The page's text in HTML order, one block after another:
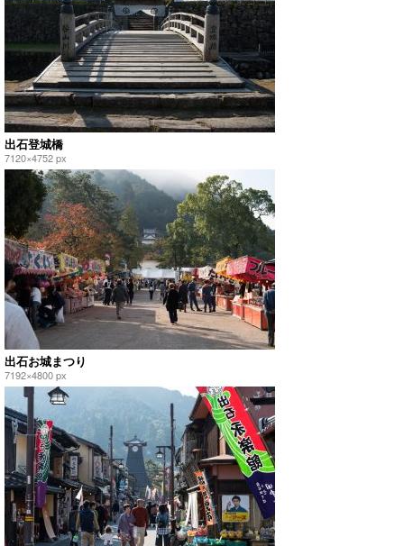
出石登城橋
7120×4752 px
出石お城まつり
7192×4800 px